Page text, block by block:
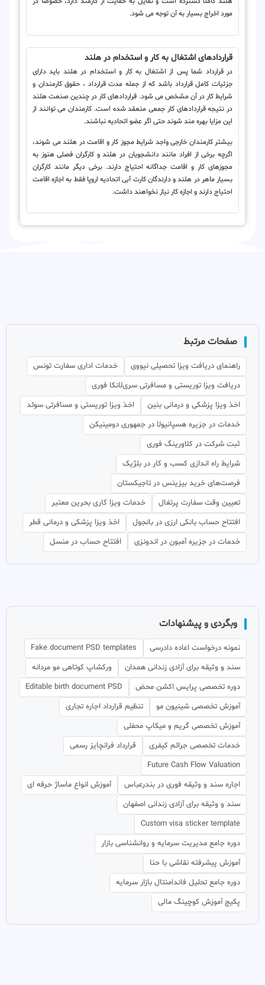
مورد اخراج بسیار به آن توجه می شود.
قراردادهای اشتغال به کار و استخدام در هلند
در قرارداد شما پس از اشتغال به کار و استخدام در هلند باید دارای
جزئیات کامل قرارداد باشد که از جمله مدت قرارداد ، حقوق کارمندان و
شرایط کار در آن مشخص می شود. قراردادهای کار در چندین صنعت هلند
در نتیجه قراردادهای کار جمعی منعقد شده است. کارمندان می توانند از
این مزایا بهره مند شوند حتی اگر عضو اتحادیه نباشند.
بیشتر کارمندان خارجی واجد شرایط مجوز کار و اقامت در هلند می شوند،
اگرچه برخی از افراد مانند دانشجویان در هلند و کارگران فصلی هنوز به
مجوزهای کار و اقامت جداگانه احتیاج دارند. برخی دیگر مانند کارگران
بسیار ماهر در هلند و دارندگان کارت آبی اتحادیه اروپا فقط به اجازه اقامت
احتیاج دارند و اجازه کار نیاز نخواهند داشت.
صفحات مرتبط
راهنمای دریافت ویزا تحصیلی نیووی
خدمات اداری سفارت تونس
دریافت ویزا توریستی و مسافرتی سری‌لانکا فوری
اخذ ویزا پزشکی و درمانی بنین
اخذ ویزا توریستی و مسافرتی سوئد
خدمات در جزیره هسپانیولا در جمهوری دومینیکن
ثبت شرکت در کلاورینگ فوری
شرایط راه اندازی کسب و کار در بلژیک
فرصت‌های خرید بیزینس در تاجیکستان
تعیین وقت سفارت پرتغال
خدمات ویزا کاری بحرین معتبر
افتتاح حساب بانکی ارزی در بانجول
اخذ ویزا پزشکی و درمانی قطر
خدمات در جزیره آمبون در اندونزی
افتتاح حساب در منسل
وبگردی و پیشنهادات
نمونه درخواست اعاده دادرسی
Fake document PSD templates
سند و وثیقه برای آزادی زندانی همدان
ورکشاپ کوتاهی مو مردانه
دوره تخصصی پرایس اکشن محض
Editable birth document PSD
آموزش تخصصی شینیون مو
تنظیم قرارداد اجاره تجاری
آموزش تخصصی گریم و میکاپ محفلی
خدمات تخصصی جرائم کیفری
قرارداد فرانچایز رسمی
Future Cash Flow Valuation
اجاره سند و وثیقه فوری در بندرعباس
آموزش انواع ماساژ حرفه ای
سند و وثیقه برای آزادی زندانی اصفهان
Custom visa sticker template
دوره جامع مدیریت سرمایه و روانشناسی بازار
آموزش پیشرفته نقاشی با حنا
دوره جامع تحلیل فاندامنتال بازار سرمایه
پکیج آموزش کوچینگ مالی